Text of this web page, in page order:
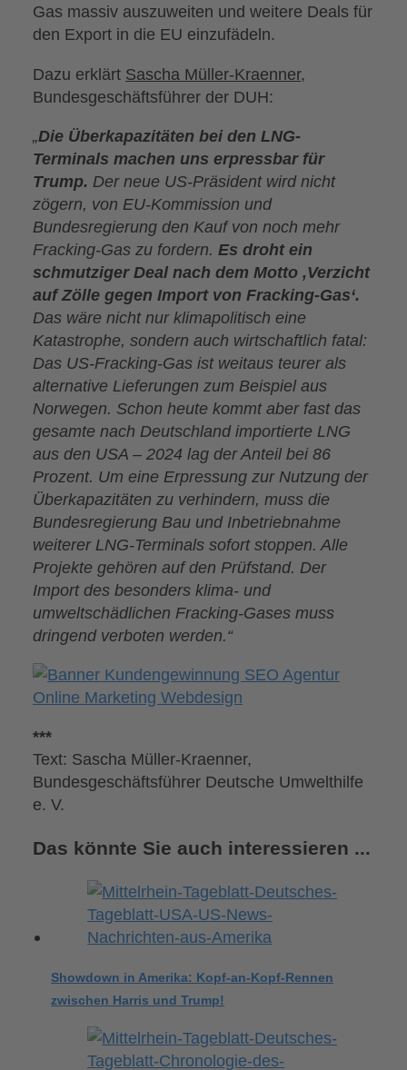
Gas massiv auszuweiten und weitere Deals für
den Export in die EU einzufädeln.
Dazu erklärt Sascha Müller-Kraenner,
Bundesgeschäftsführer der DUH:
„Die Überkapazitäten bei den LNG-
Terminals machen uns erpressbar für
Trump. Der neue US-Präsident wird nicht
zögern, von EU-Kommission und
Bundesregierung den Kauf von noch mehr
Fracking-Gas zu fordern.Es droht ein
schmutziger Deal nach dem Motto ‚Verzicht
auf Zölle gegen Import von Fracking-Gas‘.
Das wäre nicht nur klimapolitisch eine
Katastrophe, sondern auch wirtschaftlich fatal:
Das US-Fracking-Gas ist weitaus teurer als
alternative Lieferungen zum Beispiel aus
Norwegen. Schon heute kommt aber fast das
gesamte nach Deutschland importierte LNG
aus den USA – 2024 lag der Anteil bei 86
Prozent. Um eine Erpressung zur Nutzung der
Überkapazitäten zu verhindern, muss die
Bundesregierung Bau und Inbetriebnahme
weiterer LNG-Terminals sofort stoppen. Alle
Projekte gehören auf den Prüfstand. Der
Import des besonders klima- und
umweltschädlichen Fracking-Gases muss
dringend verboten werden.“
***
Text: Sascha Müller-Kraenner,
Bundesgeschäftsführer Deutsche Umwelthilfe
e. V.
Das könnte Sie auch interessieren ...
Showdown in Amerika: Kopf-an-Kopf-Rennen
zwischen Harris und Trump!